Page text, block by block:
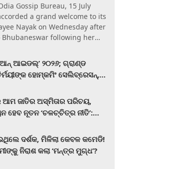
Gossip Bureau, 15 July
a grand welcome to its
Nayak on Wednesday after
following her
ଆଇଡଲ୍‌’ ୨୦୨୬; ଗ୍ରାଣ୍ଡ
ହୋମ୍‍କମିଂ ସେଲିବ୍ରେସନ୍‍,
ଜାତିର ଅସ୍ମିତାର ପରିଚୟ,
ହେବ ନୂତନ ‘ଚଳଚ୍ଚିତ୍ର ନୀତି’:
ଦର୍ଶକ, ମିଳିଲା କେବଳ କମେଡି!
ନିରାଶ କଲା ‘ମନ୍ତ୍ର ମୁଗ୍ଧ’?